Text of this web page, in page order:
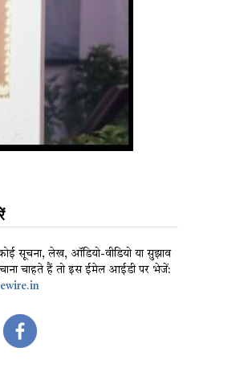
सूचना, लेख, ऑडियो-वीडियो या सुझाव
चाहते हैं तो इस ईमेल आईडी पर भेजें: